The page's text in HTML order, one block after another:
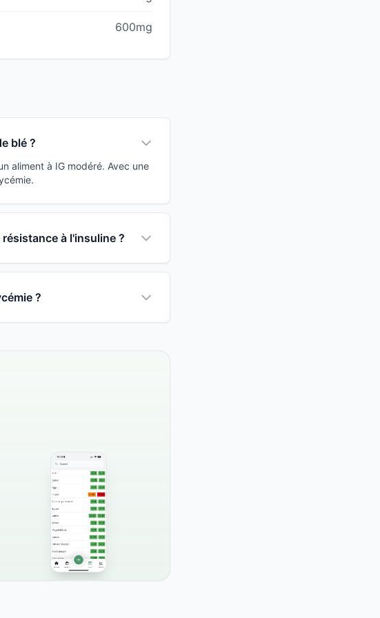
600mg
blé ?
aliment à IG modéré. Avec une
à l'insuline ?
?